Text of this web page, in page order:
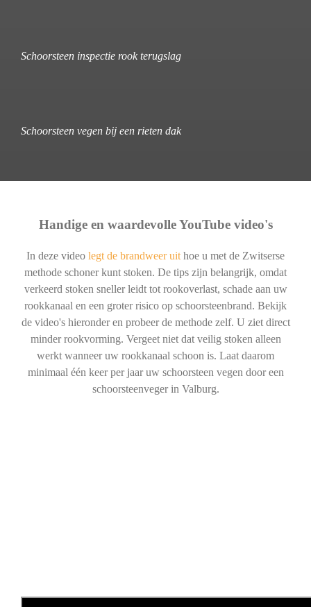
Schoorsteen inspectie rook terugslag
Schoorsteen vegen bij een rieten dak
Handige en waardevolle YouTube video's
In deze video legt de brandweer uit hoe u met de Zwitserse
methode schoner kunt stoken. De tips zijn belangrijk, omdat
verkeerd stoken sneller leidt tot rookoverlast, schade aan uw
rookkanaal en een groter risico op schoorsteenbrand. Bekijk
de video's hieronder en probeer de methode zelf. U ziet direct
minder rookvorming. Vergeet niet dat veilig stoken alleen
werkt wanneer uw rookkanaal schoon is. Laat daarom
minimaal één keer per jaar uw schoorsteen vegen door een
schoorsteenveger in Valburg.